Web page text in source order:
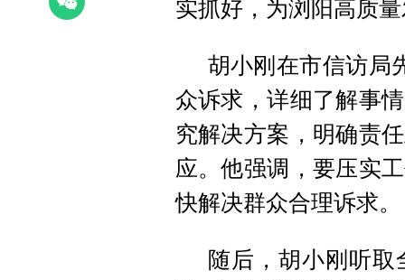
实抓好，为浏阳高质
胡小刚在市信访局
众诉求，详细了解事
究解决方案，明确责
应。他强调，要压实
快解决群众合理诉求。
随后，胡小刚听